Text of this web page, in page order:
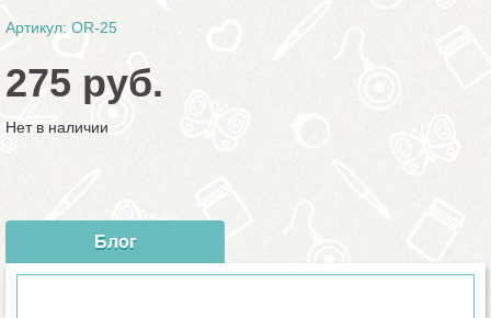
Артикул: OR-25
275 руб.
Нет в наличии
Блог